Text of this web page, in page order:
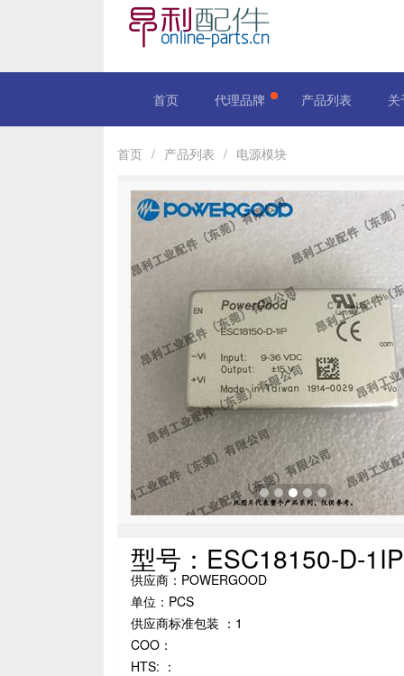
首页 代理品牌 产品列表
首页 / 产品列表 / 电源模块
型号：ESC18150-D-1IP
供应商：POWERGOOD
单位：PCS
供应商标准包装 ：1
COO：
HTS: ：